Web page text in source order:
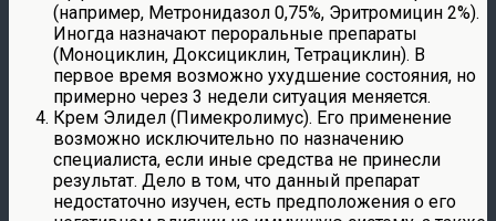
(например, Метронидазол 0,75%, Эритромицин 2%).
Иногда назначают пероральные препараты
(Моноциклин, Доксициклин, Тетрациклин). В
первое время возможно ухудшение состояния, но
примерно через 3 недели ситуация меняется.
Крем Элидел (Пимекролимус). Его применение
возможно исключительно по назначению
специалиста, если иные средства не принесли
результат. Дело в том, что данный препарат
недостаточно изучен, есть предположения о его